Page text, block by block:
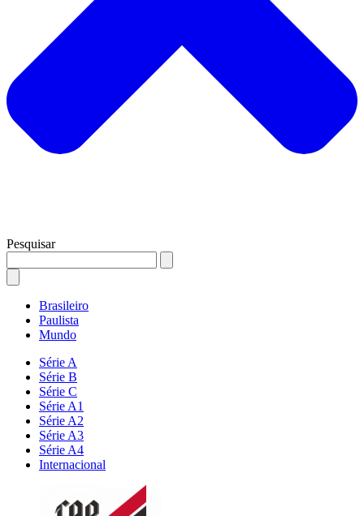
Pesquisar
Brasileiro
Paulista
Mundo
Série A
Série B
Série C
Série A1
Série A2
Série A3
Série A4
Internacional